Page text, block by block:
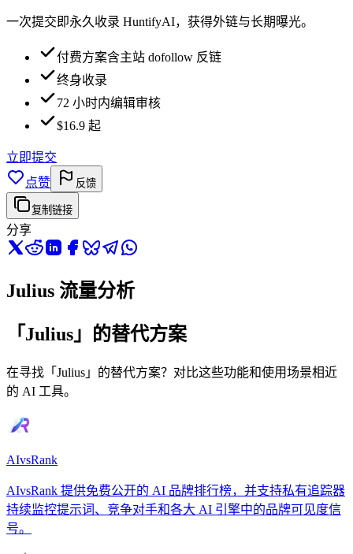
一次提交即永久收录 HuntifyAI，获得外链与长期曝光。
付费方案含主站 dofollow 反链
终身收录
72 小时内编辑审核
$16.9 起
立即提交
点赞
反馈
复制链接
分享
Julius 流量分析
「Julius」的替代方案
在寻找「Julius」的替代方案？对比这些功能和使用场景相近
的 AI 工具。
AIvsRank
AIvsRank 提供免费公开的 AI 品牌排行榜，并支持私有追踪器
持续监控提示词、竞争对手和各大 AI 引擎中的品牌可见度信
号。